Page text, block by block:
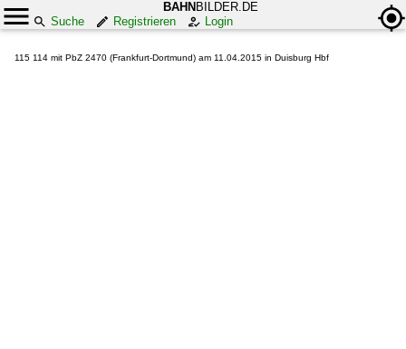
BAHN BILDER.DE
Suche
Registrieren Login
115 114 mit PbZ 2470 (Frankfurt-Dortmund) am 11.04.2015 in Duisburg Hbf